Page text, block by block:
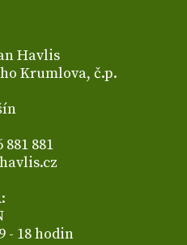
Havlis
Krumlova, č.p.
881
- 18 hodin